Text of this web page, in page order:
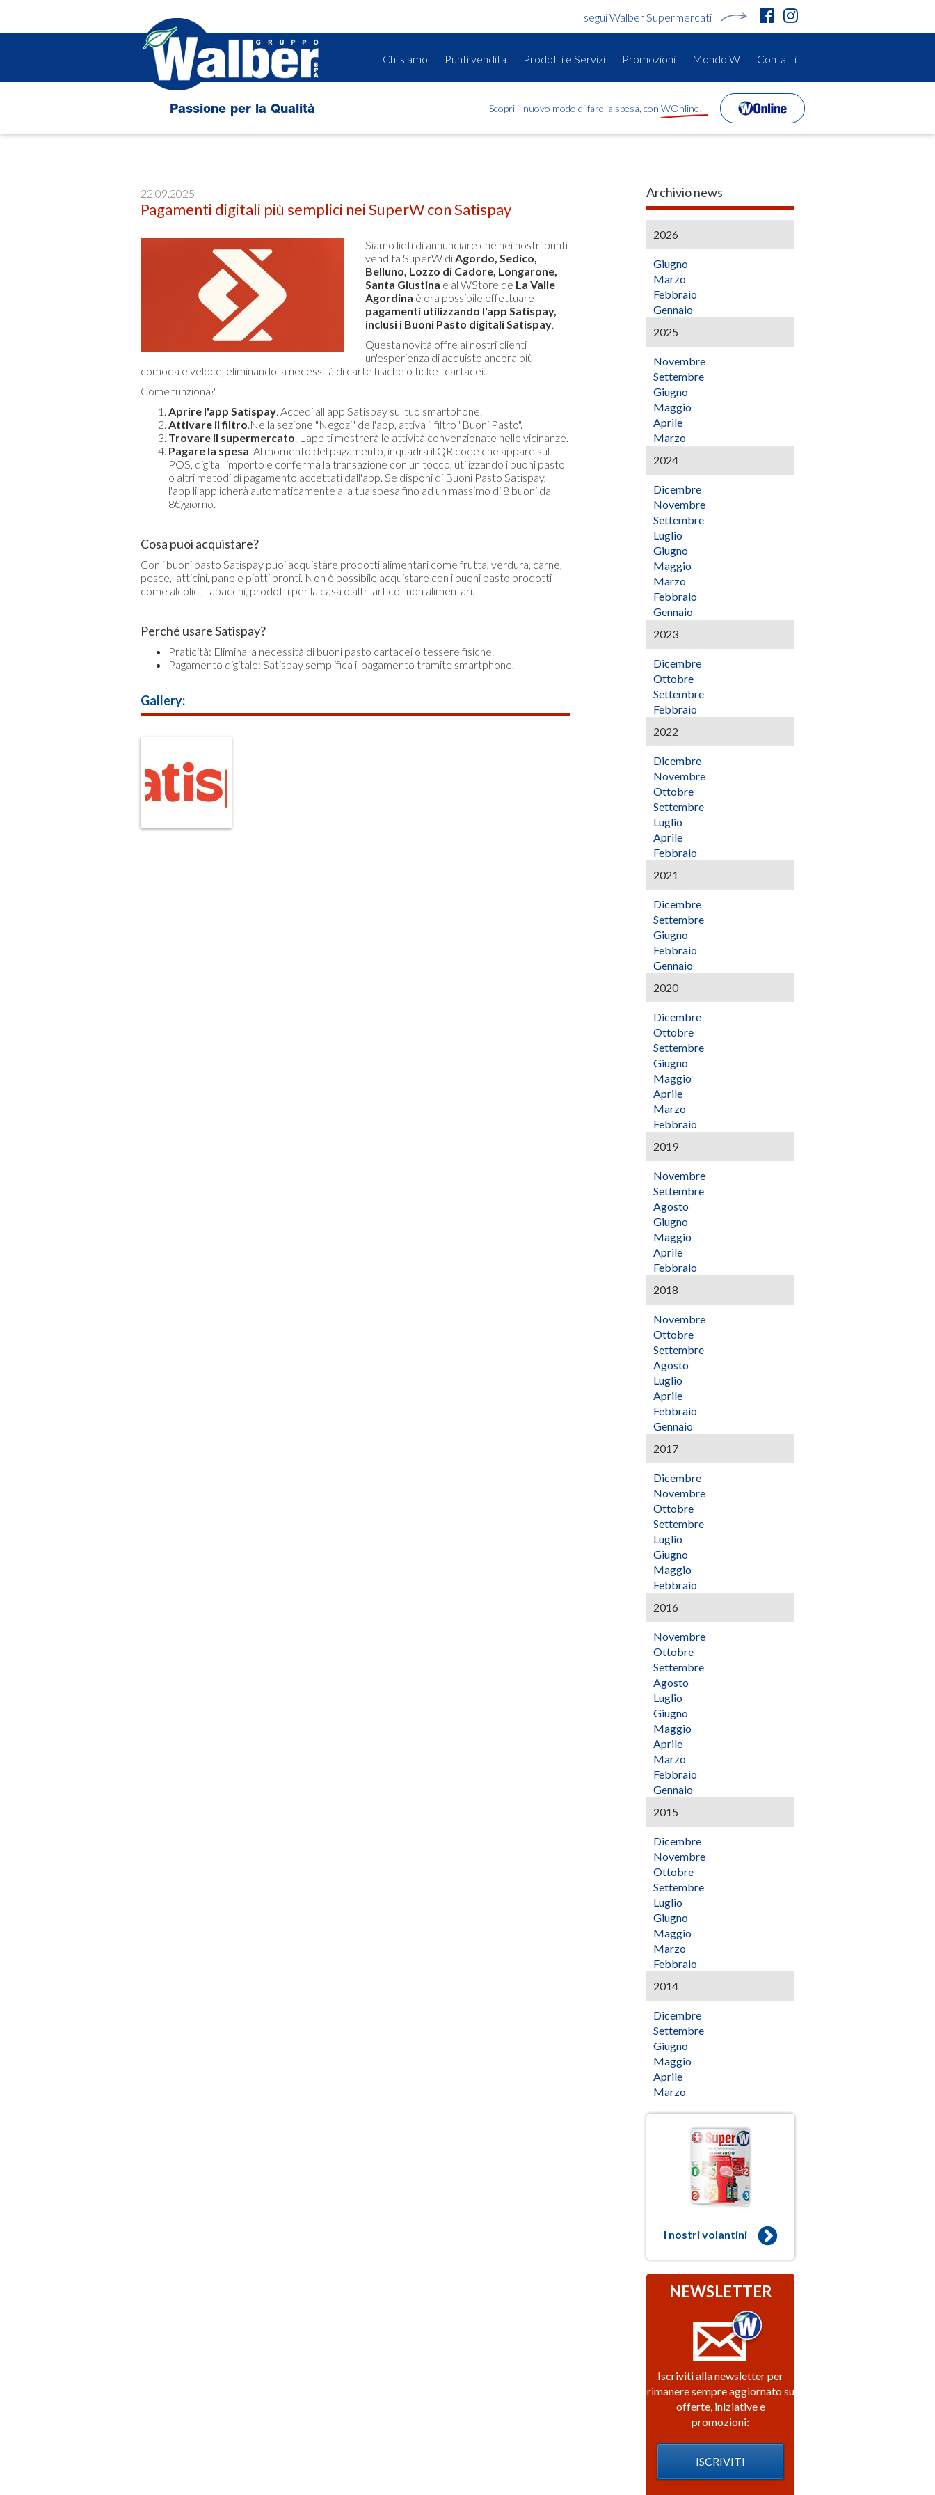
segui Walber Supermercati
Chi siamo Punti vendita Prodotti e Servizi Promozioni Mondo W Contatti
Passione per la Qualità Scopri il nuovo modo di fare la spesa, con WOnline!
22.09.2025
Pagamenti digitali più semplici nei SuperW con Satispay
Siamo lieti di annunciare che nei nostri punti
vendita SuperW diAgordo, Sedico,
Belluno, Lozzo di Cadore, Longarone,
Santa Giustina e al WStore de La Valle
Agordina è ora possibile effettuare
pagamenti utilizzando l'app Satispay,
inclusi i Buoni Pasto digitali Satispay.
Questa novità offre ai nostri clienti
un'esperienza di acquisto ancora più
comoda e veloce, eliminando la necessità di carte fisiche o ticket cartacei.
Come funziona?
Aprire l'app Satispay. Accedi all'app Satispay sul tuo smartphone.
Attivare il filtro.Nella sezione "Negozi" dell'app, attiva il filtro "Buoni Pasto".
Trovare il supermercato. L'app ti mostrerà le attività convenzionate nelle vicinanze.
Pagare la spesa. Al momento del pagamento, inquadra il QR code che appare sul
POS, digita l'importo e conferma la transazione con un tocco, utilizzando i buoni pasto
o altri metodi di pagamento accettati dall'app. Se disponi di Buoni Pasto Satispay,
l'app li applicherà automaticamente alla tua spesa fino ad un massimo di 8 buoni da
8€/giorno.
Cosa puoi acquistare?
Con i buoni pasto Satispay puoi acquistare prodotti alimentari come frutta, verdura, carne,
pesce, latticini, pane e piatti pronti. Non è possibile acquistare con i buoni pasto prodotti
come alcolici, tabacchi, prodotti per la casa o altri articoli non alimentari.
Perché usare Satispay?
Praticità: Elimina la necessità di buoni pasto cartacei o tessere fisiche.
Pagamento digitale: Satispay semplifica il pagamento tramite smartphone.
Gallery:
Archivio news
2026
Giugno
Marzo
Febbraio
Gennaio
2025
Novembre
Settembre
Giugno
Maggio
Aprile
Marzo
2024
Dicembre
Novembre
Settembre
Luglio
Giugno
Maggio
Marzo
Febbraio
Gennaio
2023
Dicembre
Ottobre
Settembre
Febbraio
2022
Dicembre
Novembre
Ottobre
Settembre
Luglio
Aprile
Febbraio
2021
Dicembre
Settembre
Giugno
Febbraio
Gennaio
2020
Dicembre
Ottobre
Settembre
Giugno
Maggio
Aprile
Marzo
Febbraio
2019
Novembre
Settembre
Agosto
Giugno
Maggio
Aprile
Febbraio
2018
Novembre
Ottobre
Settembre
Agosto
Luglio
Aprile
Febbraio
Gennaio
2017
Dicembre
Novembre
Ottobre
Settembre
Luglio
Giugno
Maggio
Febbraio
2016
Novembre
Ottobre
Settembre
Agosto
Luglio
Giugno
Maggio
Aprile
Marzo
Febbraio
Gennaio
2015
Dicembre
Novembre
Ottobre
Settembre
Luglio
Giugno
Maggio
Marzo
Febbraio
2014
Dicembre
Settembre
Giugno
Maggio
Aprile
Marzo
I nostri volantini
NEWSLETTER
Iscriviti alla newsletter per
rimanere sempre aggiornato su
offerte, iniziative e
promozioni:
ISCRIVITI